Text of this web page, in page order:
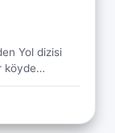
Yol dizisi
köyde